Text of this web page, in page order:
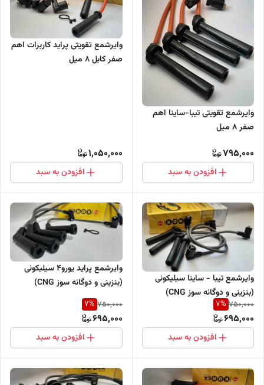
وایرشمع تقویتی تیبا-ساینا اهم
صفر 8 میل
795,000
افزودن به سبد
وایرشمع تقویتی پراید کاربرات اهم
صفر کابل 8 میل
1,050,000
افزودن به سبد
وایرشمع تیبا - ساینا سیلیکونی
(بنزینی و دوگانه سوز CNG)
750,000
7%
695,000
افزودن به سبد
وایرشمع پراید یورو4 سیلیکونی
(بنزینی و دوگانه سوز CNG)
750,000
7%
695,000
افزودن به سبد